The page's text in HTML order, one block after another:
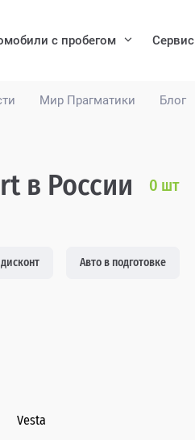
Мир Прагматики Блог
с пробегом Сервис
в России 0 шт
Авто в подготовке
Vesta